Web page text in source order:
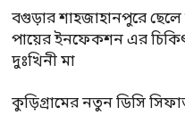
বগুড়ার শাহজাহানপুরে
পায়ের ইনফেকশন এর
দুঃখিনী মা
কুড়িগ্রামের নতুন ডিসি